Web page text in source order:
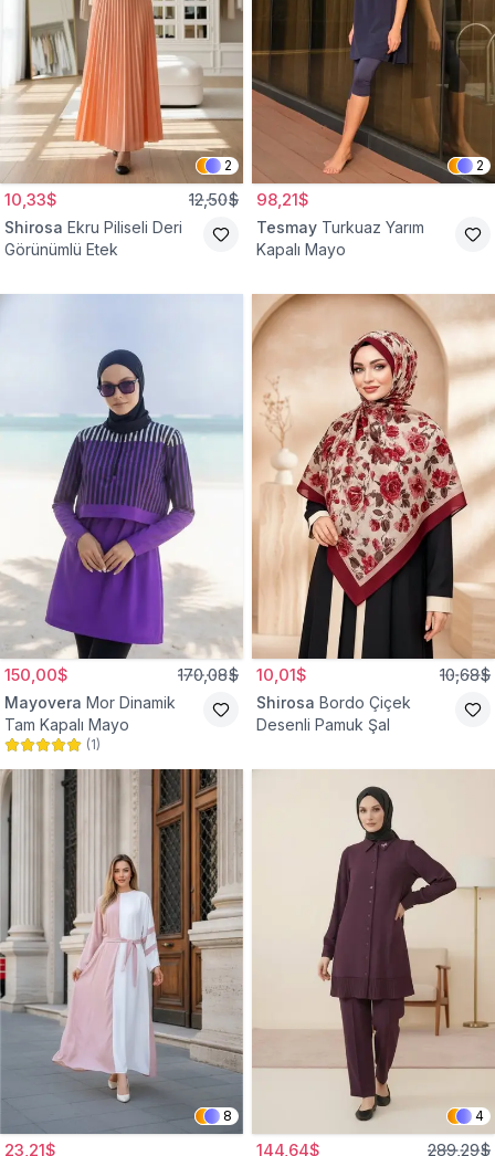
2
10,33$ 12,50$
Shirosa Ekru Piliseli Deri
Görünümlü Etek
2
98,21$
Tesmay Turkuaz Yarım
Kapalı Mayo
150,00$ 170,08$
Mayovera Mor Dinamik
Tam Kapalı Mayo
(1)
10,01$ 10,68$
Shirosa Bordo Çiçek
Desenli Pamuk Şal
8
23,21$
4
144,64$ 289,29$